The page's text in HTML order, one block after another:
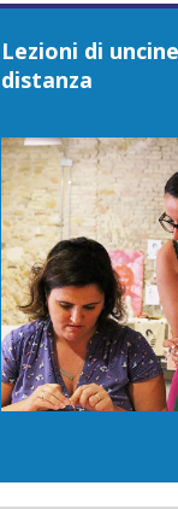
Lezioni di
distanza